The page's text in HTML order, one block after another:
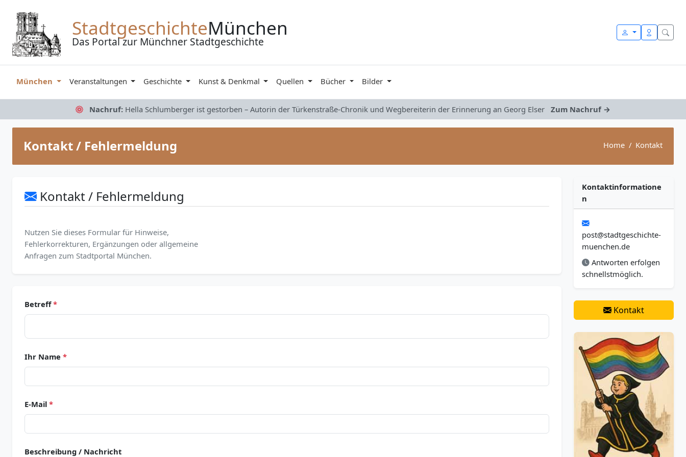
StadtgeschichteMünchen
Das Portal zur Münchner Stadtgeschichte
München Veranstaltungen Geschichte Kunst & Denkmal Quellen Bücher Bilder
Nachruf: Hella Schlumberger ist gestorben – Autorin der Türkenstraße-Chronik und Wegbereiterin der Erinnerung an Georg Elser Zum Nachruf →
Kontakt / Fehlermeldung Home Kontakt
Kontakt / Fehlermeldung
Nutzen Sie dieses Formular für Hinweise,
Fehlerkorrekturen, Ergänzungen oder allgemeine
Anfragen zum Stadtportal München.
Betreff*
Ihr Name *
E-Mail *
Beschreibung / Nachricht
Kontaktinformatione
n
post@stadtgeschichte-
muenchen.de
Antworten erfolgen
schnellstmöglich.
Kontakt